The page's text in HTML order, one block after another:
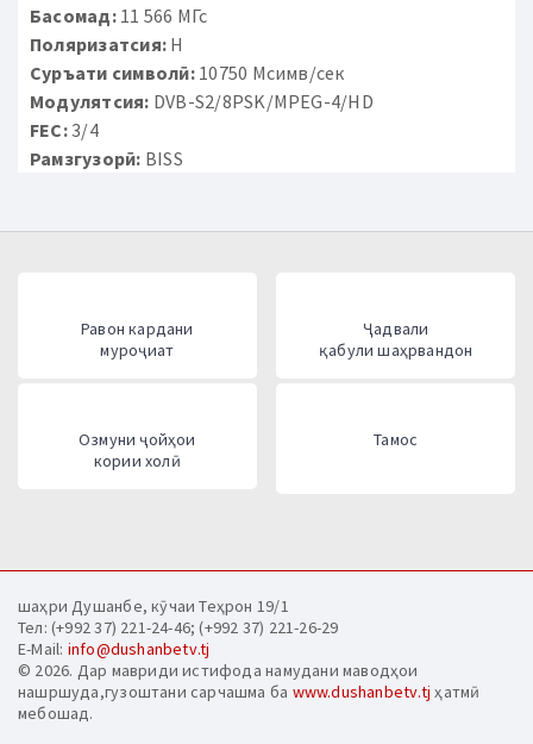
Басомад:11 566 МГс
Поляризатсия: H
Суръати символӣ:10750 Мсимв/сек
Модулятсия: DVB-S2/8PSK/MPEG-4/HD
FEC:3/4
Рамзгузорӣ: BISS
Равон кардани
муроҷиат
Ҷадвали
қабули шаҳрвандон
Озмуни ҷойҳои
кории холӣ
Тамос
шаҳри Душанбе, кӯчаи Теҳрон 19/1
Тел: (+992 37) 221-24-46; (+992 37) 221-26-29
E-Mail: info@dushanbetv.tj
© 2026. Дар мавриди истифода намудани маводҳои
нашршуда,гузоштани сарчашма ба www.dushanbetv.tj ҳатмӣ
мебошад.